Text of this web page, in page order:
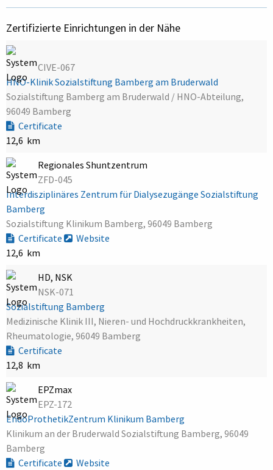
Zertifizierte Einrichtungen in der Nähe
CIVE-067
HNO-Klinik Sozialstiftung Bamberg am Bruderwald
Sozialstiftung Bamberg am Bruderwald / HNO-Abteilung,
96049 Bamberg
Certificate
12,6 km
Regionales Shuntzentrum
ZFD-045
Interdisziplinäres Zentrum für Dialysezugänge Sozialstiftung
Bamberg
Sozialstiftung Klinikum Bamberg, 96049 Bamberg
Certificate
Website
12,6 km
HD, NSK
NSK-071
Sozialstiftung Bamberg
Medizinische Klinik III, Nieren- und Hochdruckkrankheiten,
Rheumatologie, 96049 Bamberg
Certificate
12,8 km
EPZmax
EPZ-172
EndoProthetikZentrum Klinikum Bamberg
Klinikum an der Bruderwald Sozialstiftung Bamberg, 96049
Bamberg
Certificate
Website